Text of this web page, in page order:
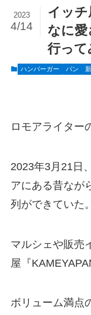
イッ
なに愛
行って
2023
4/14
ハンバーガー パン
ロモアライター
2023年3月21日
アにある昔なが
列ができていた。
マルシェや販売
屋『
ボリューム満点